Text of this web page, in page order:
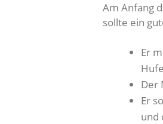
Am Anfang
sollte ein
Er
Der
Er
und